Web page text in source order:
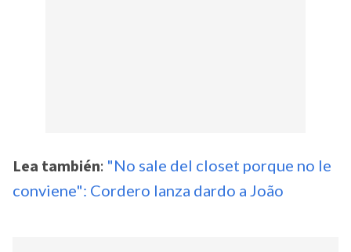
Lea también: "No sale del closet porque no le
conviene": Cordero lanza dardo a João